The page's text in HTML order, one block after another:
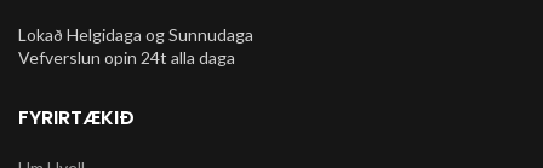
Lokað Helgidaga og Sunnudaga
Vefverslun opin 24t alla daga
FYRIRTÆKIÐ